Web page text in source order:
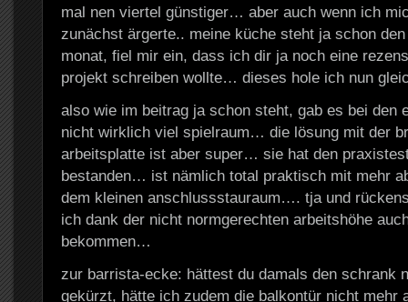
mal nen viertel günstiger… aber auch wenn ich
zunächst ärgerte.. meine küche steht ja schon
monat, fiel mir ein, dass ich dir ja noch eine
projekt schreiben wollte… dieses hole ich nun
also wie im beitrag ja schon steht, gab es bei den
nicht wirklich viel spielraum… die lösung mit der
arbeitsplatte ist aber super… sie hat den
bestanden… ist nämlich total praktisch mit mehr
dem kleinen anschlussstauraum…. tja und
ich dank der nicht normgerechten arbeitshöhe
bekommen…
zur barrista-ecke: hättest du damals den schrank
gekürzt, hätte ich zudem die balkontür nicht mehr